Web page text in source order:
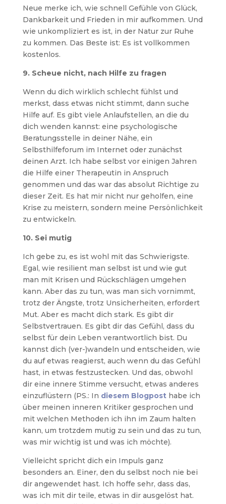
Neue merke ich, wie schnell Gefühle von Glück,
Dankbarkeit und Frieden in mir aufkommen. Und
wie unkompliziert es ist, in der Natur zur Ruhe
zu kommen. Das Beste ist: Es ist vollkommen
kostenlos.
9. Scheue nicht, nach Hilfe zu fragen
Wenn du dich wirklich schlecht fühlst und
merkst, dass etwas nicht stimmt, dann suche
Hilfe auf. Es gibt viele Anlaufstellen, an die du
dich wenden kannst: eine psychologische
Beratungsstelle in deiner Nähe, ein
Selbsthilfeforum im Internet oder zunächst
deinen Arzt. Ich habe selbst vor einigen Jahren
die Hilfe einer Therapeutin in Anspruch
genommen und das war das absolut Richtige zu
dieser Zeit. Es hat mir nicht nur geholfen, eine
Krise zu meistern, sondern meine Persönlichkeit
zu entwickeln.
10. Sei mutig
Ich gebe zu, es ist wohl mit das Schwierigste.
Egal, wie resilient man selbst ist und wie gut
man mit Krisen und Rückschlägen umgehen
kann. Aber das zu tun, was man sich vornimmt,
trotz der Ängste, trotz Unsicherheiten, erfordert
Mut. Aber es macht dich stark. Es gibt dir
Selbstvertrauen. Es gibt dir das Gefühl, dass du
selbst für dein Leben verantwortlich bist. Du
kannst dich (ver-)wandeln und entscheiden, wie
du auf etwas reagierst, auch wenn du das Gefühl
hast, in etwas festzustecken. Und das, obwohl
dir eine innere Stimme versucht, etwas anderes
einzuflüstern (PS.: In diesem Blogposthabe ich
über meinen inneren Kritiker gesprochen und
mit welchen Methoden ich ihn im Zaum halten
kann, um trotzdem mutig zu sein und das zu tun,
was mir wichtig ist und was ich möchte).
Vielleicht spricht dich ein Impuls ganz
besonders an. Einer, den du selbst noch nie bei
dir angewendet hast. Ich hoffe sehr, dass das,
was ich mit dir teile, etwas in dir ausgelöst hat.